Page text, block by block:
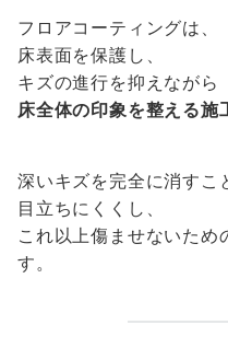
フロアコーティングは、
床表面を保護し、
キズの進行を抑えながら
床全体の印象を整える施
深いキズを完全に消すこ
目立ちにくくし、
これ以上傷ませないため
す。